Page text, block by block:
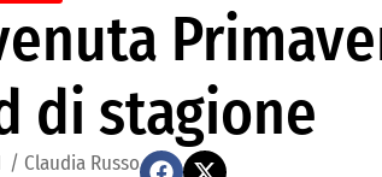
di stagione
/ Claudia Russo